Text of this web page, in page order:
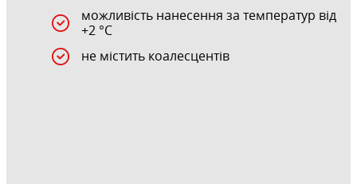
можливість нанесення за температур від
+2 °С
не містить коалесцентів